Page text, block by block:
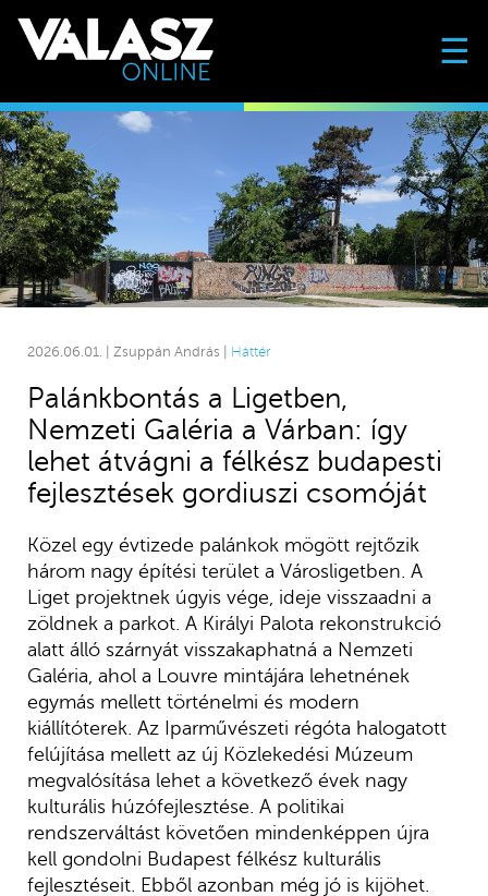
☰
2026.06.01. | Zsuppán András | Háttér
Palánkbontás a Ligetben,
Nemzeti Galéria a Várban: így
lehet átvágni a félkész budapesti
fejlesztések gordiuszi csomóját
Közel egy évtizede palánkok mögött rejtőzik
három nagy építési terület a Városligetben. A
Liget projektnek úgyis vége, ideje visszaadni a
zöldnek a parkot. A Királyi Palota rekonstrukció
alatt álló szárnyát visszakaphatná a Nemzeti
Galéria, ahol a Louvre mintájára lehetnének
egymás mellett történelmi és modern
kiállítóterek. Az Iparművészeti régóta halogatott
felújítása mellett az új Közlekedési Múzeum
megvalósítása lehet a következő évek nagy
kulturális húzófejlesztése. A politikai
rendszerváltást követően mindenképpen újra
kell gondolni Budapest félkész kulturális
fejlesztéseit. Ebből azonban még jó is kijöhet.